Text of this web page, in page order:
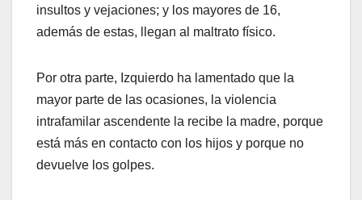
insultos y vejaciones; y los mayores de 16,
además de estas, llegan al maltrato físico.
Por otra parte, Izquierdo ha lamentado que la
mayor parte de las ocasiones, la violencia
intrafamilar ascendente la recibe la madre, porque
está más en contacto con los hijos y porque no
devuelve los golpes.